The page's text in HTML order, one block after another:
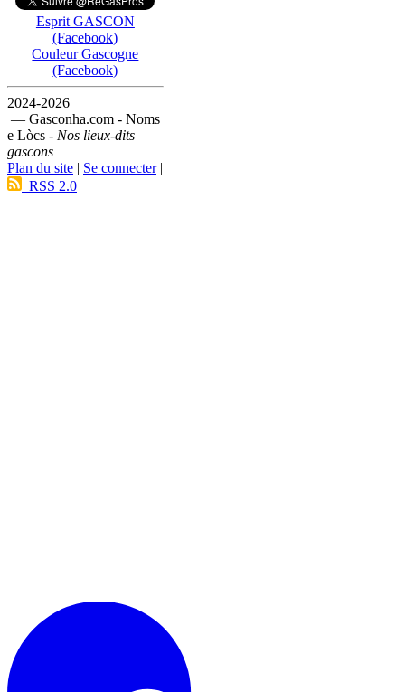
Esprit GASCON
(Facebook)
Couleur Gascogne
(Facebook)
2024-2026
— Gasconha.com - Noms
e Lòcs - Nos lieux-dits
gascons
Plan du site | Se connecter|
RSS 2.0